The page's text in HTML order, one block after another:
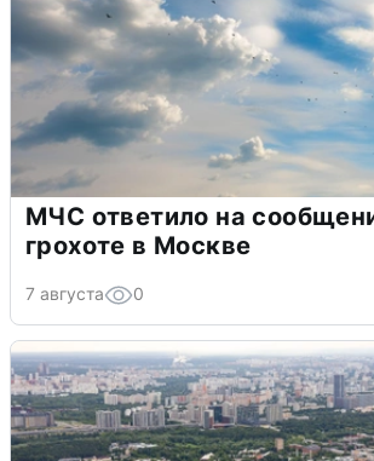
МЧС ответило на
грохоте в Москве
7 августа 0